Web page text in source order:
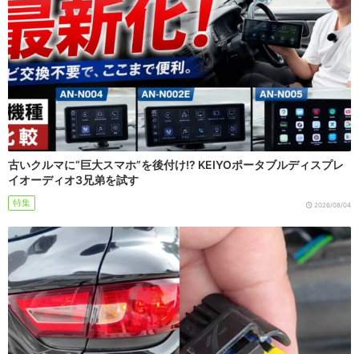
古いクルマに“巨大スマホ”を後付け!? KEIYOポータブルディスプレ
イオーディオ3兄弟を試す
特集 2026/08/04